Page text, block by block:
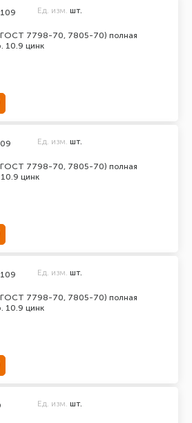
7798-70, 7805-70) полная
10.9 цинк
Ед. изм. шт.
7798-70, 7805-70) полная
цинк
Ед. изм. шт.
7798-70, 7805-70) полная
10.9 цинк
Ед. изм. шт.
Ед. изм. шт.